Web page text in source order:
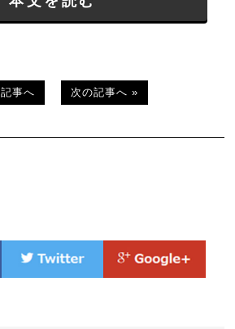
事へ 次の記事へ »